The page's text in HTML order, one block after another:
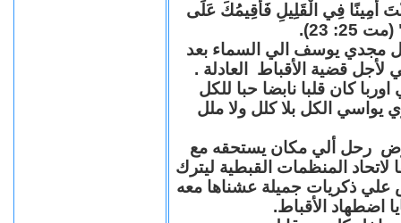
أَمِينًا فِي الْقَلِيلِ فَأُقِيمُكَ عَلَى
23).
مجدي يوسف الي السماء بعد
قضية الأقباط العادلة .
كان قلبا نابضا حبا للكل
يواسي الكل بلا كلل ولا ملل
رحل ألي مكان يستحقه مع
المنظمات القبطية ليترك
علي ذكريات جميلة عشناها معه
اضطهاد الأقباط.